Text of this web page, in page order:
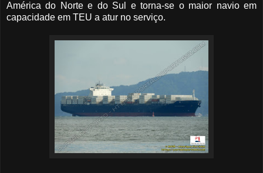
América do Norte e do Sul e torna-se o maior navio em
capacidade em TEU a atur no serviço.